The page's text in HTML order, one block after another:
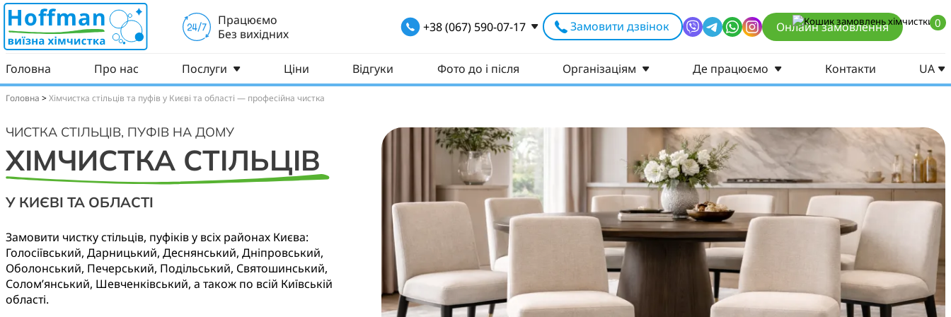
0
Працюємо
Без вихідних
+38 (067) 590-07-17 Замовити дзвінок Онлайн замовлення
Головна Про нас Послуги Ціни Відгуки Фото до і після Організаціям Де працюємо Контакти UA
Головна >Хімчистка стільців та пуфів у Києві та області — професійна чистка
ЧИСТКА СТІЛЬЦІВ, ПУФІВ НА ДОМУ
ХІМЧИСТКА СТІЛЬЦІВ
У КИЄВІ ТА ОБЛАСТІ
Замовити чистку стільців, пуфіків у всіх районах Києва:
Голосіївський, Дарницький, Деснянський, Дніпровський,
Оболонський, Печерський, Подільський, Святошинський,
Солом’янський, Шевченківський, а також по всій Київській
області.